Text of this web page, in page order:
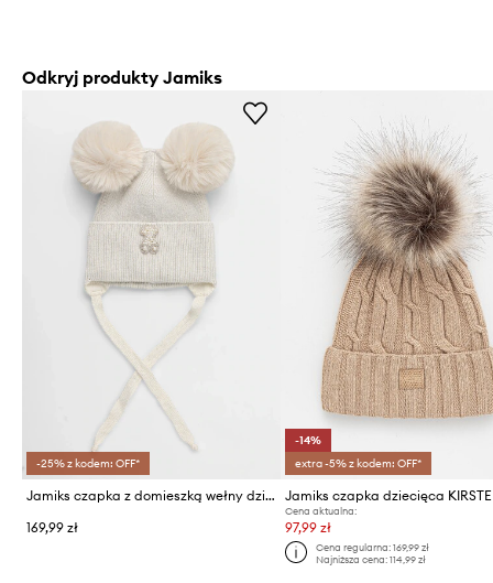
Odkryj produkty Jamiks
-25% z kodem: OFF*
Jamiks czapka z domieszką wełny dziecięca LUMISHI IIA
169,99 zł
-14%
extra -5% z kodem: OFF*
Jamiks czapka dziecięca
Cena aktualna:
97,99 zł
Cena regularna: 169,99 zł
Najniższa cena: 114,99 zł